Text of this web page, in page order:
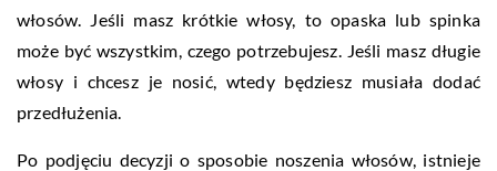
włosów. Jeśli masz krótkie włosy, to opaska lub spinka
może być wszystkim, czego potrzebujesz. Jeśli masz długie
włosy i chcesz je nosić, wtedy będziesz musiała dodać
przedłużenia.
Po podjęciu decyzji o sposobie noszenia włosów, istnieje